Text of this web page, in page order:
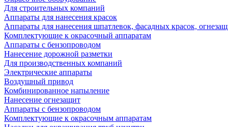
Для строительных компаний
Аппараты для нанесения красок
Аппараты для нанесения шпатлевок, фасадных красок,
Комплектующие к окрасочный аппаратам
Аппараты с бензопроводом
Нанесение дорожной разметки
Для производственных компаний
Электрические аппараты
Воздушный привод
Комбинированное напыление
Нанесение огнезащит
Аппараты с бензопроводом
Комплектующие к окрасочным аппаратам